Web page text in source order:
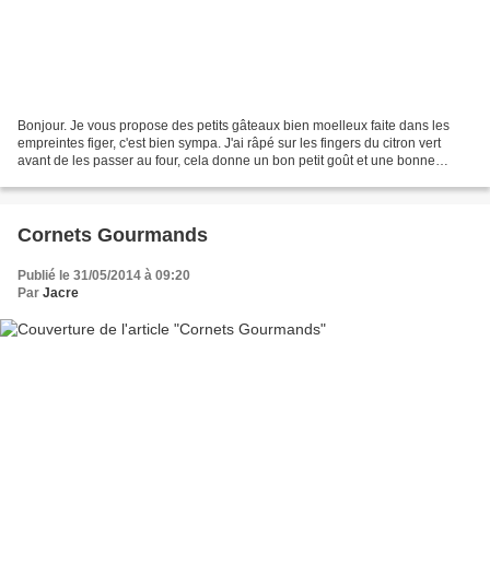
Bonjour. Je vous propose des petits gâteaux bien moelleux faite dans les
empreintes figer, c'est bien sympa. J'ai râpé sur les fingers du citron vert
avant de les passer au four, cela donne un bon petit goût et une bonne
Cornets Gourmands
Publié le 31/05/2014 à 09:20
Par Jacre